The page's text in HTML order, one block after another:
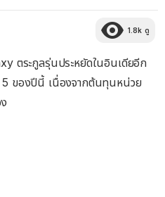
1.8k ดู
ตระกูลรุ่นประหยัดในอินเดียอีก
ของปีนี้ เนื่องจากต้นทุนหน่วย